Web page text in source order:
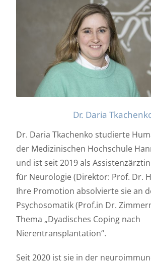
Dr. Daria
Dr. Daria Tkachenko studierte
der Medizinischen Hochschule
und ist seit 2019 als
für Neurologie (Direktor: Prof. Dr.
Ihre Promotion absolvierte sie an
Psychosomatik (Prof.in Dr.
Thema „Dyadisches Coping nach
Nierentransplantation“.
Seit 2020 ist sie in der